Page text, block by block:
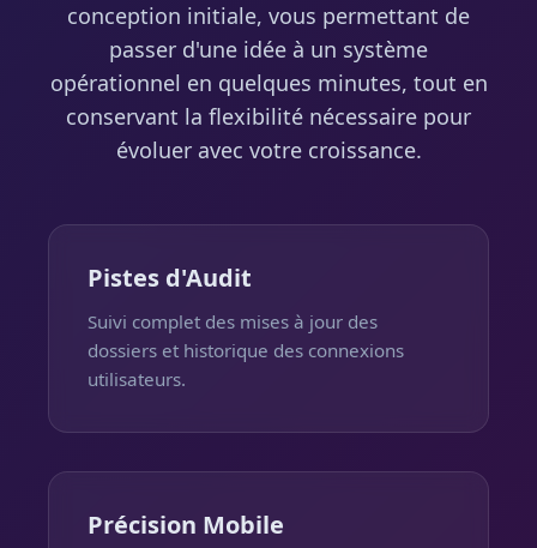
conception initiale, vous permettant de
passer d'une idée à un système
opérationnel en quelques minutes, tout en
conservant la flexibilité nécessaire pour
évoluer avec votre croissance.
Pistes d'Audit
Suivi complet des mises à jour des
dossiers et historique des connexions
utilisateurs.
Précision Mobile